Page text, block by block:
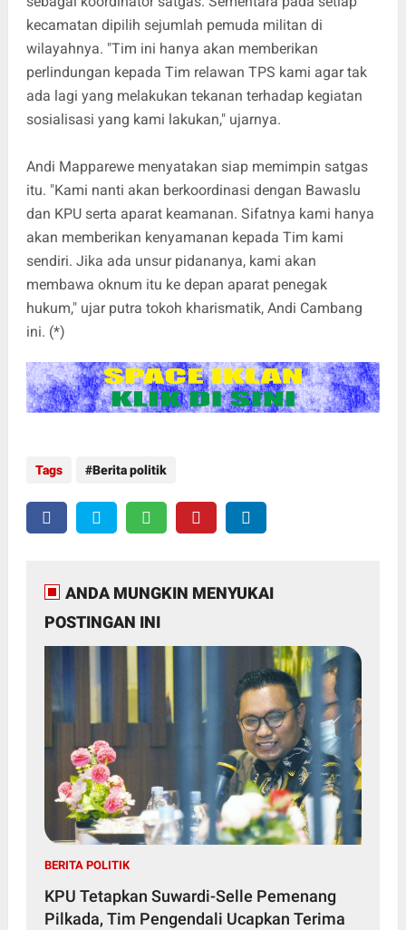
kecamatan dipilih sejumlah pemuda militan di
wilayahnya. "Tim ini hanya akan memberikan
perlindungan kepada Tim relawan TPS kami agar tak
ada lagi yang melakukan tekanan terhadap kegiatan
sosialisasi yang kami lakukan," ujarnya.
Andi Mapparewe menyatakan siap memimpin satgas
itu. "Kami nanti akan berkoordinasi dengan Bawaslu
dan KPU serta aparat keamanan. Sifatnya kami hanya
akan memberikan kenyamanan kepada Tim kami
sendiri. Jika ada unsur pidananya, kami akan
membawa oknum itu ke depan aparat penegak
hukum," ujar putra tokoh kharismatik, Andi Cambang
ini. (*)
Tags Berita politik
ANDA MUNGKIN MENYUKAI
POSTINGAN INI
BERITA POLITIK
KPU Tetapkan Suwardi-Selle Pemenang
Pilkada, Tim Pengendali Ucapkan Terima